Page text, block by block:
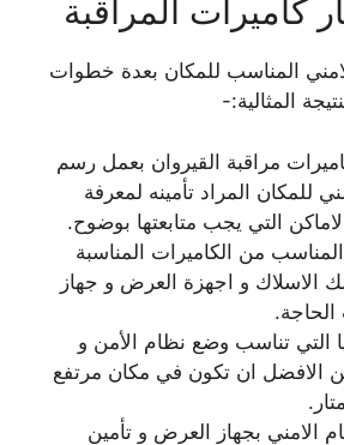
كاميرات المراقبة
المناسب للمكان بعدة خطوات
المثالية:-
مراقبة القيروان بعمل رسم
للمكان المراد تأمينه لمعرفة
التي يجب متابعتها بوضوح.
من الكاميرات المناسبة
الاسلاك و اجهزة العرض و جهاز
التي تناسب وضع نظام الأمن و
من الافضل ان تكون في مكان مرتفع
الامني بجهاز العرض و تأمين